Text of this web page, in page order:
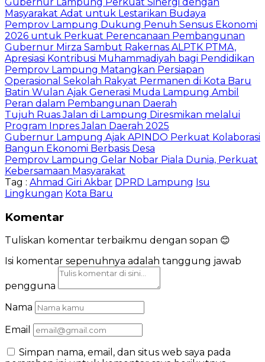
Masyarakat Adat untuk Lestarikan Budaya
Pemprov Lampung Dukung Penuh Sensus Ekonomi
2026 untuk Perkuat Perencanaan Pembangunan
Gubernur Mirza Sambut Rakernas ALPTK PTMA,
Apresiasi Kontribusi Muhammadiyah bagi Pendidikan
Pemprov Lampung Matangkan Persiapan
Operasional Sekolah Rakyat Permanen di Kota Baru
Batin Wulan Ajak Generasi Muda Lampung Ambil
Peran dalam Pembangunan Daerah
Tujuh Ruas Jalan di Lampung Diresmikan melalui
Program Inpres Jalan Daerah 2025
Gubernur Lampung Ajak APINDO Perkuat Kolaborasi
Bangun Ekonomi Berbasis Desa
Pemprov Lampung Gelar Nobar Piala Dunia, Perkuat
Kebersamaan Masyarakat
Tag : Ahmad Giri Akbar DPRD Lampung Isu
Lingkungan Kota Baru
Komentar
Tuliskan komentar terbaikmu dengan sopan 😊
Isi komentar sepenuhnya adalah tanggung jawab
pengguna
Nama
Email
Simpan nama, email, dan situs web saya pada